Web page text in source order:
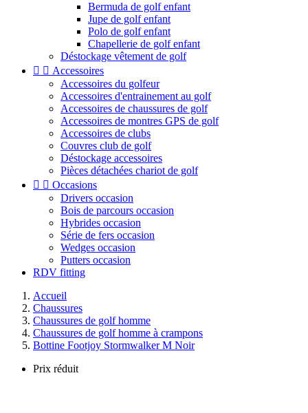
Bermuda de golf enfant
Jupe de golf enfant
Polo de golf enfant
Chapellerie de golf enfant
Déstockage vêtement de golf
  Accessoires
Accessoires du golfeur
Accessoires d'entrainement au golf
Accessoires de chaussures de golf
Accessoires de montres GPS de golf
Accessoires de clubs
Couvres club de golf
Déstockage accessoires
Pièces détachées chariot de golf
  Occasions
Drivers occasion
Bois de parcours occasion
Hybrides occasion
Série de fers occasion
Wedges occasion
Putters occasion
RDV fitting
Accueil
Chaussures
Chaussures de golf homme
Chaussures de golf homme à crampons
Bottine Footjoy Stormwalker M Noir
Prix réduit